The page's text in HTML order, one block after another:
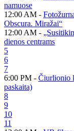
namuose
12:00 AM -
Obscura. Miražai“
12:00 AM -
dienos centrams
5
6
7
6:00 PM - Čiurlionio
paskaita)
8
9
10
11